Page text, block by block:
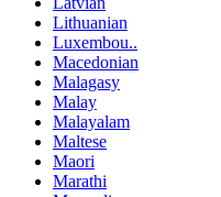
Lithuanian
Luxembou..
Macedonian
Malagasy
Malay
Malayalam
Maltese
Maori
Marathi